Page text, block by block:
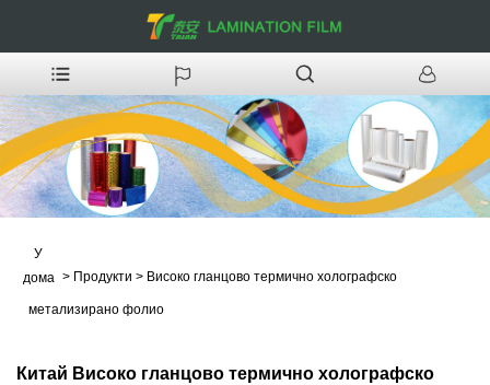
У
дома > Продукти > Високо гланцово термично холографско
метализирано фолио
Китай Високо гланцово термично холографско